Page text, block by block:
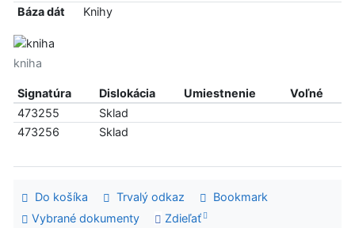
Báza dát
Knihy
kniha
Signatúra Dislokácia Umiestnenie
Voľné
473255
Sklad
473256
Sklad
Do košíka Trvalý odkaz
Bookmark
Vybrané dokumenty
Zdieľať